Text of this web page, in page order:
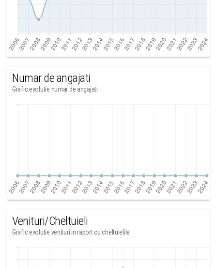
Numar de angajati
Grafic evolutie numar de angajati
Venituri/Cheltuieli
Grafic evolutie venituri in raport cu cheltuielile